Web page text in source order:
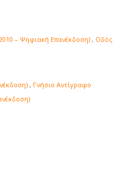
– Ψηφιακή Επανέκδοση) , Οδός
, Γνήσιο Αντίγραφο